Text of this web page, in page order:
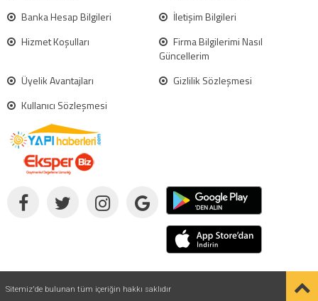
Banka Hesap Bilgileri
İletişim Bilgileri
Hizmet Koşulları
Firma Bilgilerimi Nasıl
Güncellerim
Üyelik Avantajları
Gizlilik Sözleşmesi
Kullanıcı Sözleşmesi
Sitemiz'de bulunan tüm içeriğin hakkı saklıdır